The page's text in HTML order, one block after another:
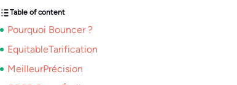
Table of content
Pourquoi Bouncer ?
EquitableTarification
MeilleurPrécision